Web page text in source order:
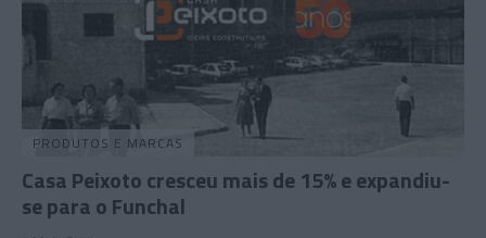
PRODUTOS E MARCAS
Casa Peixoto cresceu mais de 15% e expandiu-
se para o Funchal